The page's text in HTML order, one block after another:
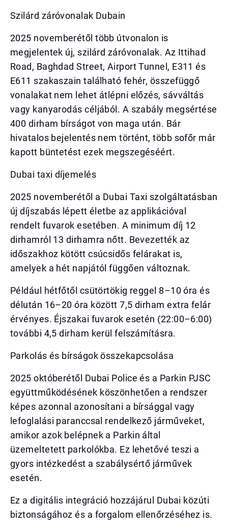
Szilárd záróvonalak Dubain
2025 novemberétől több útvonalon is
megjelentek új, szilárd záróvonalak. Az Ittihad
Road, Baghdad Street, Airport Tunnel, E311 és
E611 szakaszain található fehér, összefüggő
vonalakat nem lehet átlépni előzés, sávváltás
vagy kanyarodás céljából. A szabály megsértése
400 dirham bírságot von maga után. Bár
hivatalos bejelentés nem történt, több sofőr már
kapott büntetést ezek megszegéséért.
Dubai taxi díjemelés
2025 novemberétől a Dubai Taxi szolgáltatásban
új díjszabás lépett életbe az applikációval
rendelt fuvarok esetében. A minimum díj 12
dirhamról 13 dirhamra nőtt. Bevezették az
időszakhoz kötött csúcsidős felárakat is,
amelyek a hét napjától függően változnak.
Például hétfőtől csütörtökig reggel 8–10 óra és
délután 16–20 óra között 7,5 dirham extra felár
érvényes. Éjszakai fuvarok esetén (22:00–6:00)
további 4,5 dirham kerül felszámításra.
Parkolás és bírságok összekapcsolása
2025 októberétől Dubai Police és a Parkin PJSC
együttműködésének köszönhetően a rendszer
képes azonnal azonosítani a bírsággal vagy
lefoglalási paranccsal rendelkező járműveket,
amikor azok belépnek a Parkin által
üzemeltetett parkolókba. Ez lehetővé teszi a
gyors intézkedést a szabálysértő járművek
esetén.
Ez a digitális integráció hozzájárul Dubai közúti
biztonságához és a forgalom ellenőrzéséhez is.